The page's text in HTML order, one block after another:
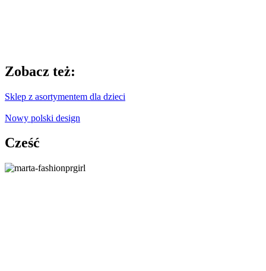
Zobacz też:
Sklep z asortymentem dla dzieci
Nowy polski design
Cześć